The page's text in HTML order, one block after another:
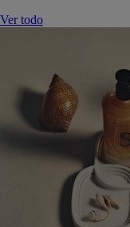
Ver todo